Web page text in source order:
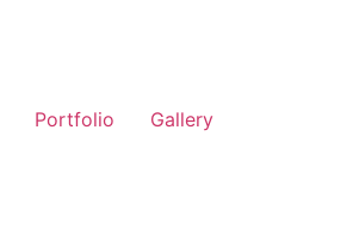
Portfolio Gallery